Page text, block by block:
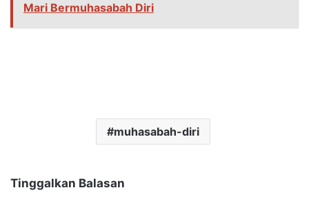
Mari Bermuhasabah Diri
muhasabah-diri
Tinggalkan Balasan